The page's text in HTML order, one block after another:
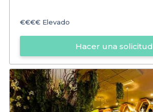
€€€€ Elevado
Hacer una solicitud